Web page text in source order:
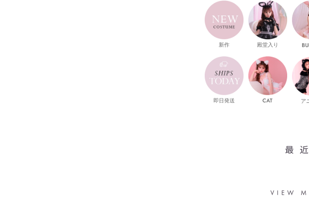
新作
即日発送
殿堂入り
CAT ア